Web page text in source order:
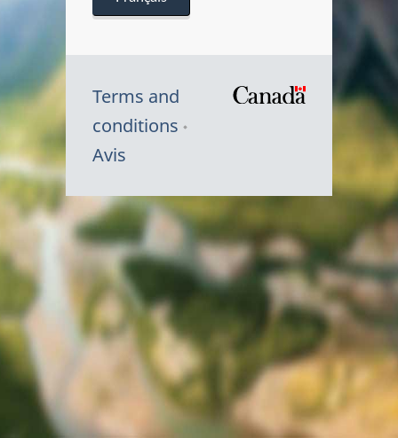
Terms and
conditions
Avis
Canada